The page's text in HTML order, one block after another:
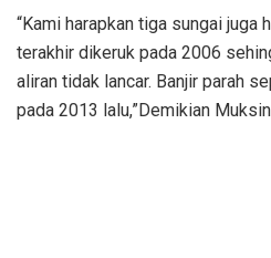
“Kami harapkan tiga sungai juga
terakhir dikeruk pada 2006
aliran tidak lancar. Banjir parah
pada 2013 lalu,”Demikian